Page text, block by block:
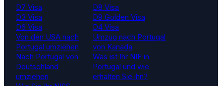
D7 Visa
D3 Visa
D6 Visa
Von den USA nach
Portugal umziehen
Nach Portugal von
Deutschland
umziehen
D8 Visa
D9 Golden Visa
D4 Visa
Umzug nach Portugal
von Kanada
Was ist Ihr NIF in
Portugal und wie
erhalten Sie ihn?